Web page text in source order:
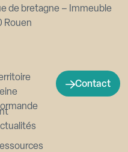
de bretagne – Immeuble
Rouen
Contact